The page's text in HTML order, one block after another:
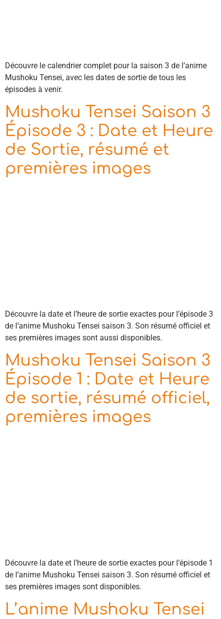
Découvre le calendrier complet pour la saison 3 de l’anime
Mushoku Tensei, avec les dates de sortie de tous les
épisodes à venir.
Mushoku Tensei Saison 3
Épisode 3 : Date et Heure
de Sortie, résumé et
premières images
Découvre la date et l’heure de sortie exactes pour l’épisode 3
de l’anime Mushoku Tensei saison 3. Son résumé officiel et
ses premières images sont aussi disponibles.
Mushoku Tensei Saison 3
Épisode 1 : Date et Heure
de sortie, résumé officiel,
premières images
Découvre la date et l’heure de sortie exactes pour l’épisode 1
de l’anime Mushoku Tensei saison 3. Son résumé officiel et
ses premières images sont disponibles.
L’anime Mushoku Tensei